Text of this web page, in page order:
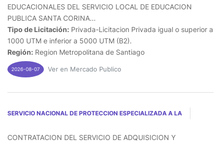
EDUCACIONALES DEL SERVICIO LOCAL DE EDUCACION
PUBLICA SANTA CORINA...
Tipo de Licitación: Privada-Licitacion Privada igual o superior a
1000 UTM e inferior a 5000 UTM (B2).
Región: Region Metropolitana de Santiago
2026-08-07 Ver en Mercado Publico
SERVICIO NACIONAL DE PROTECCION ESPECIALIZADA A LA
CONTRATACION DEL SERVICIO DE ADQUISICION Y